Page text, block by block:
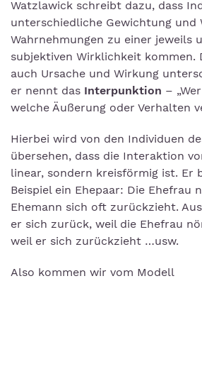
Watzlawick schreibt dazu, dass
unterschiedliche Gewichtung und
Wahrnehmungen zu einer jeweils
subjektiven Wirklichkeit kommen.
auch Ursache und Wirkung
er nennt das Interpunktion –
welche Äußerung oder Verhalten
Hierbei wird von den Individuen
übersehen, dass die Interaktion
linear, sondern kreisförmig ist. Er
Beispiel ein Ehepaar: Die Ehefrau
Ehemann sich oft zurückzieht.
er sich zurück, weil die Ehefrau
weil er sich zurückzieht …usw.
Also kommen wir vom Modell